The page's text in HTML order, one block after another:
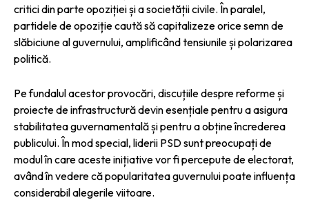
critici din parte opoziției și a societății civile. În paralel,
partidele de opoziție caută să capitalizeze orice semn de
slăbiciune al guvernului, amplificând tensiunile și polarizarea
politică.
Pe fundalul acestor provocări, discuțiile despre reforme și
proiecte de infrastructură devin esențiale pentru a asigura
stabilitatea guvernamentală și pentru a obține încrederea
publicului. În mod special, liderii PSD sunt preocupați de
modul în care aceste inițiative vor fi percepute de electorat,
având în vedere că popularitatea guvernului poate influența
considerabil alegerile viitoare.